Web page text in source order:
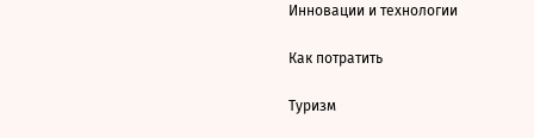
Инновации и технологии
Как потратить
Туризм